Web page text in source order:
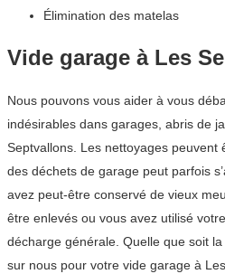
Élimination des matelas
Vide garage à Les
Nous pouvons vous aider à vous
indésirables dans garages, abris de
Septvallons. Les nettoyages peuvent
des déchets de garage peut parfois
avez peut-être conservé de vieux
être enlevés ou vous avez utilisé
décharge générale. Quelle que soit
sur nous pour votre vide garage à